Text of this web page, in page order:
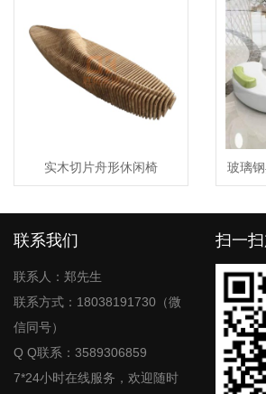
实木切片舟形休闲椅
玻璃
联系我们
联系人：郑先生
联系方式：18038191730（微
信同号）
Q Q联系：3589306859
7*24小时在线服务，欢迎随时
扫一